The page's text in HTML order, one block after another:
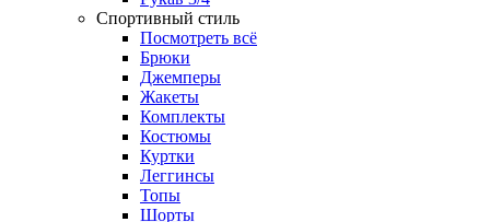
Спортивный стиль
Посмотреть всё
Брюки
Джемперы
Жакеты
Комплекты
Костюмы
Куртки
Леггинсы
Топы
Шорты